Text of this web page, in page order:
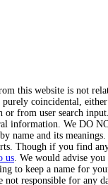
this website is not
coincidental,
or from user search
information. We DO
name and its
Though if you find
us . We would advise
to keep a name for
responsible for any